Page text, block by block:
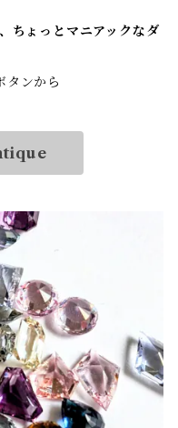
ちょっとマニアックなダ
タンから